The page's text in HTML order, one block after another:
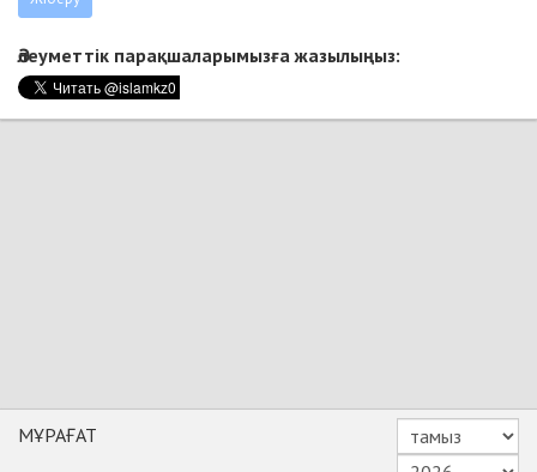
Әлеуметтік парақшаларымызға жазылыңыз:
МҰРАҒАТ